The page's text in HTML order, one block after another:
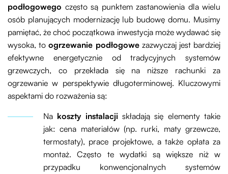
podłogowego często są punktem zastanowienia dla wielu
osób planujących modernizację lub budowę domu. Musimy
pamiętać, że choć początkowa inwestycja może wydawać się
wysoka, toogrzewanie podłogowezazwyczaj jest bardziej
efektywne energetycznie od tradycyjnych systemów
grzewczych, co przekłada się na niższe rachunki za
ogrzewanie w perspektywie długoterminowej. Kluczowymi
aspektami do rozważenia są:
Na koszty instalacji składają się elementy takie
jak: cena materiałów (np. rurki, maty grzewcze,
termostaty), prace projektowe, a także opłata za
montaż. Często te wydatki są większe niż w
przypadku konwencjonalnych systemów